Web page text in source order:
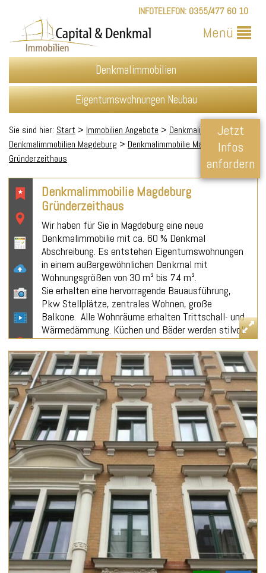
INFOTELEFON: 0355/477 60 10
Menü
Jetzt
Infos
anfordern
Denkmalimmobilien
Eigentumswohnungen Neubau
Sie sind hier: Start > Immobilien Angebote > Denkmalimmobilien>
Denkmalimmobilien Magdeburg > Denkmalimmobilie Magdeburg
Gründerzeithaus
Denkmalimmobilie Magdeburg
Gründerzeithaus
Wir haben für Sie in Magdeburg eine neue
Denkmalimmobilie mit ca. 60 % Denkmal
Abschreibung. Es entstehen Eigentumswohnungen
in einem außergewöhnlichen Denkmal mit
Wohnungsgrößen von 30 m² bis 74 m².
Sie erhalten eine hervorragende Bauausführung,
Pkw Stellplätze, zentrales Wohnen, große
Balkone. Alle Wohnräume erhalten Trittschall- und
Wärmedämmung. Küchen und Bäder werden stilvoll
gefliest. Moderne Armaturen und
Sanitäreinrichtungen werden installiert. Alle
Wohneinheiten erhalten einen Balkon. Durch das
Energiekonzept werden die Vorgaben eines KfW
Effizienzhaus 70 erfüllt. Für den Nutzer spiegelt
sich dies in den daraus resultierenden niedrigeren
Betriebskosten wider. Darüber hinaus wird der
Erwerb von energieeffizientem Wohneigentum
durch die Kreditanstalt für Wiederaufbau (KfW)
mit zinsgünstigen Darlehen unterstützt.
Für Ihre individuellen Wünsche geben Sie bitte Ihre
Daten in unser Kontaktformular ein oder
kontaktieren Sie uns persönlich unter 0355/477
60 10!
Die Illustration und das Objekt sind nicht identisch.
* Die abschreibungsfähigen Kosten sind vorbehaltlich der